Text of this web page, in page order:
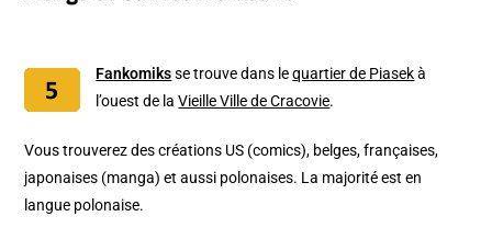
Fankomiksse trouve dans lequartier de Piasekà
l’ouest de laVieille Ville de Cracovie.
Vous trouverez des créations US (comics), belges, françaises,
japonaises (manga) et aussi polonaises. La majorité est en
langue polonaise.